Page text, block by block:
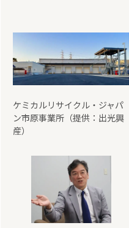
ケミカルリサイクル・ジャパ
ン市原事業所（提供：出光興
産）